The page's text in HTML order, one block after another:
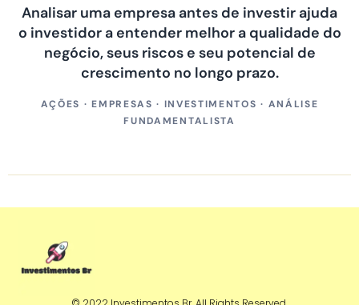
Analisar uma empresa antes de investir ajuda
o investidor a entender melhor a qualidade do
negócio, seus riscos e seu potencial de
crescimento no longo prazo.
AÇÕES · EMPRESAS · INVESTIMENTOS · ANÁLISE
FUNDAMENTALISTA